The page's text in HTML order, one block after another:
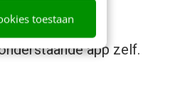
toestaan
app zelf.